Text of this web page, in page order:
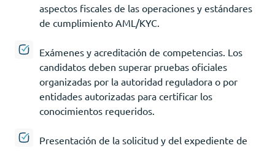
aspectos fiscales de las operaciones y estándares
de cumplimiento AML/KYC.
Exámenes y acreditación de competencias. Los
candidatos deben superar pruebas oficiales
organizadas por la autoridad reguladora o por
entidades autorizadas para certificar los
conocimientos requeridos.
Presentación de la solicitud y del expediente de